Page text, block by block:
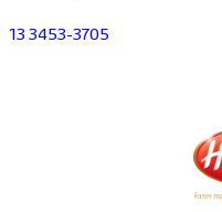
13 3453-3705